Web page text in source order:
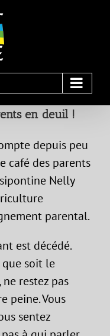
en deuil !
depuis peu
café des parents
Nelly
parental.
est décédé.
soit le
ne restez pas
peine. Vous
sentez